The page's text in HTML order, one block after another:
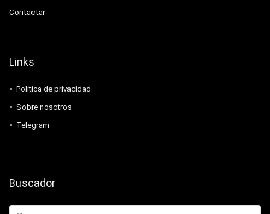
Contactar
Links
Política de privacidad
Sobre nosotros
Telegram
Buscador